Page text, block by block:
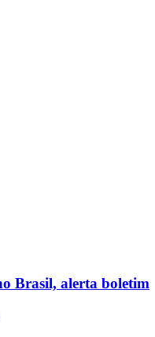
Brasil, alerta boletim